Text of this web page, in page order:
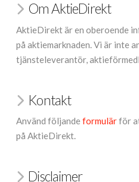
Om AktieDirekt
AktieDirekt är en oberoende
på aktiemarknaden. Vi är inte
tjänsteleverantör,
Kontakt
Använd följande formulärför
på AktieDirekt.
Disclaimer